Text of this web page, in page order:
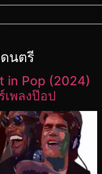
นตรี
in Pop (2024)
พลงป๊อป